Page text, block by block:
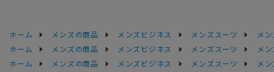
ホーム メンズの商品 メンズビジネス メンズスーツ
メ
ホーム
メンズの商品 メンズビジネス メンズスーツ
メ
ホーム
メンズの商品 メンズビジネス メンズスーツ
メ